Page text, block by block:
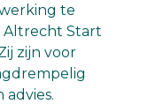
te
Altrecht Start
zijn voor